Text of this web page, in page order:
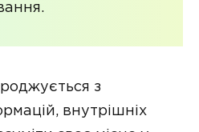
з
внутрішніх